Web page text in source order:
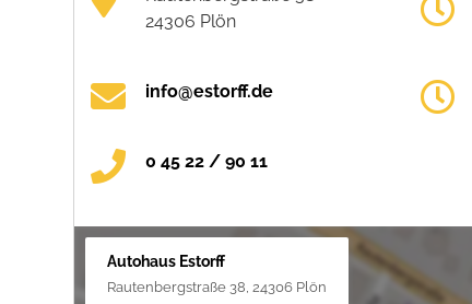
24306 Plön
info@estorff.de
0 45 22 / 90 11
Autohaus Estorff
Rautenbergstraße 38, 24306 Plön